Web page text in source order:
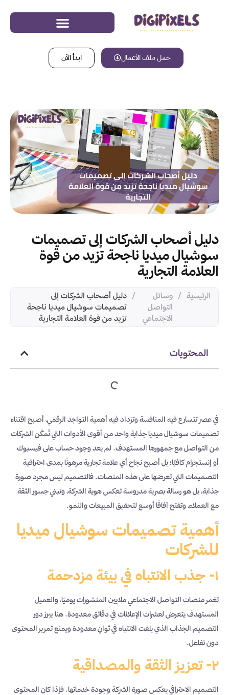
حمل ملف الأعمال ابدأ الآن
دليل أصحاب الشركات إلى تصميمات
سوشيال ميديا ناجحة تزيد من قوة
العلامة التجارية
الرئيسية / وسائل
التواصل
الاجتماعي
/ دليل أصحاب الشركات إلى
تصميمات سوشيال ميديا ناجحة
تزيد من قوة العلامة التجارية
المحتويات
في عصر تتسارع فيه المنافسة وتزداد فيه أهمية التواجد الرقمي، أصبح اقتناء
تصميمات سوشيال ميديا جذابة واحد من أقوى الأدوات التي تُمكّن الشركات
من التواصل مع جمهورها المستهدف. لم يعد وجود حساب على فيسبوك
أو إنستجرام كافيًا؛ بل أصبح نجاح أي علامة تجارية مرهونًا بمدى احترافية
التصميمات التي تعرضها على هذه المنصات. فالتصميم ليس مجرد صورة
جذابة، بل هو رسالة بصرية مدروسة تعكس هوية الشركة، وتبني جسور الثقة
مع العملاء، وتفتح آفاقًا أوسع لتحقيق المبيعات والنمو.
أهمية تصميمات سوشيال ميديا
للشركات
١- جذب الانتباه في بيئة مزدحمة
تغمر منصات التواصل الاجتماعي ملايين المنشورات يوميًا، والعميل
المستهدف يتعرض لعشرات الإعلانات في دقائق معدودة. هنا يبرز دور
التصميم الجذاب الذي يلفت الانتباه في ثوانٍ معدودة ويمنع تمرير المحتوى
دون تفاعل.
٢- تعزيز الثقة والمصداقية
التصميم الاحترافي يعكس صورة الشركة وجودة خدماتها. فإذا كان المحتوى